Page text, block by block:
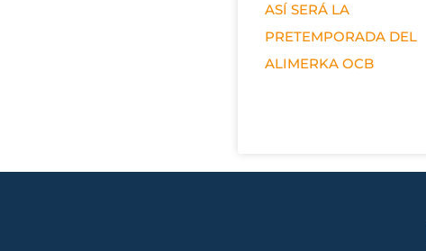
ASÍ SERÁ LA
PRETEMPORADA DEL
ALIMERKA OCB